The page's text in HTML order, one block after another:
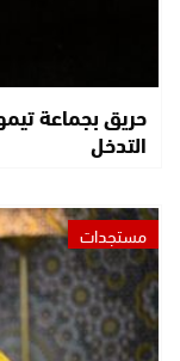
حريق بجماعة
التدخل
مستجدات